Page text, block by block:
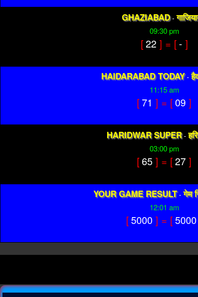
GHAZIABAD -
09:30 pm
[22 ] = [ - ]
HAIDARABAD TODAY -
11:15 am
[ 71 ] = [09 ]
HARIDWAR SUPER -
03:00 pm
[65 ] = [27 ]
YOUR GAME RESULT - गेम
12:01 am
[5000 ] = [5000